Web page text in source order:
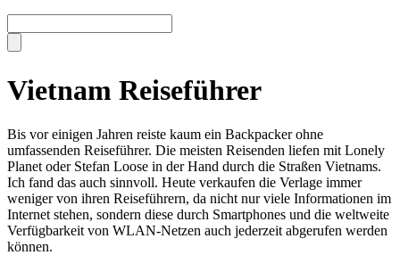
Vietnam Reiseführer
Bis vor einigen Jahren reiste kaum ein Backpacker ohne
umfassenden Reiseführer. Die meisten Reisenden liefen mit Lonely
Planet oder Stefan Loose in der Hand durch die Straßen Vietnams.
Ich fand das auch sinnvoll. Heute verkaufen die Verlage immer
weniger von ihren Reiseführern, da nicht nur viele Informationen im
Internet stehen, sondern diese durch Smartphones und die weltweite
Verfügbarkeit von WLAN-Netzen auch jederzeit abgerufen werden
können.